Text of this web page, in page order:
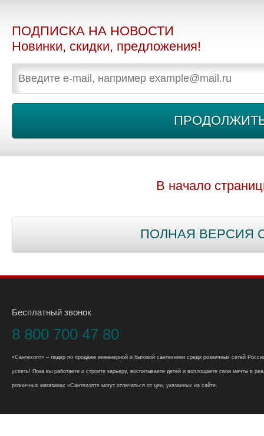
ПОДПИСКА НА НОВОСТИ
Новинки, скидки, предложения!
В начало
ПОЛНАЯ ВЕРСИЯ
Бесплатный звонок
8 800 700 47 80
«Сантехопт» – лидер по продаже инженерной и бытовой сантехники среди розничных сетей
успеть! Пока вы работаете и строите карьеру, воспитываете детей и воплощаете свои мечты в
розничных магазинах «Сантехопт» могут отличаться от цен, указанных на сайте.